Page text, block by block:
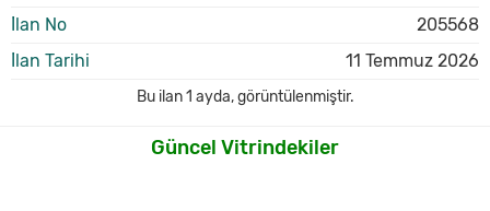
İlan No
205568
İlan Tarihi
11 Temmuz 2026
Bu ilan1 ayda,görüntülenmiştir.
Güncel Vitrindekiler